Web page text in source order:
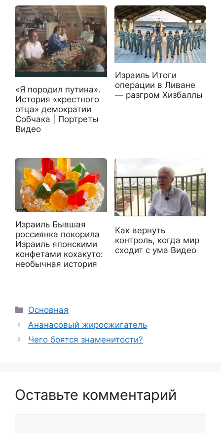
«Я породил путина».
История «крестного
отца» демократии
Собчака | Портреты
Видео
Израиль Итоги
операции в Ливане
— разгром Хизбаллы
Израиль Бывшая
россиянка покорила
Израиль японскими
конфетами кохакуто:
необычная история
Как вернуть
контроль, когда мир
сходит с ума Видео
Рубрики
Основная
Ананасовый жиросжигатель
Чего боятся знаменитости?
Оставьте комментарий